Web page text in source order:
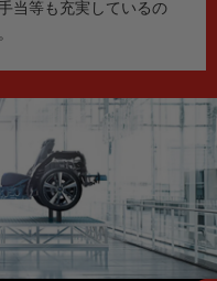
当等も充実しているの